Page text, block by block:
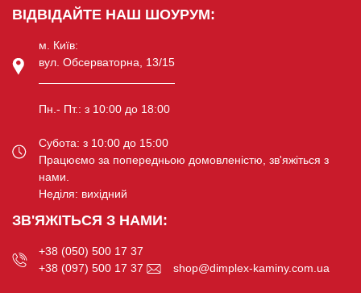
ВІДВІДАЙТЕ НАШ ШОУРУМ:
м. Київ:
вул. Обсерваторна, 13/15
Пн.- Пт.: з 10:00 до 18:00
Субота: з 10:00 до 15:00
Працюємо за попередньою домовленістю, зв'яжіться з
нами.
Неділя: вихідний
ЗВ'ЯЖІТЬСЯ З НАМИ:
+38 (050) 500 17 37
+38 (097) 500 17 37
shop@dimplex-kaminy.com.ua